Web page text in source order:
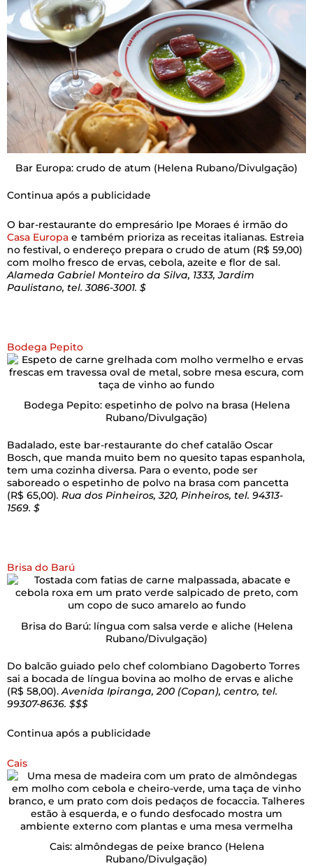
Bar Europa: crudo de atum (Helena Rubano/Divulgação)
Continua após a publicidade
O bar-restaurante do empresário Ipe Moraes é irmão do
Casa Europa e também prioriza as receitas italianas. Estreia
no festival, o endereço prepara o crudo de atum (R$ 59,00)
com molho fresco de ervas, cebola, azeite e flor de sal.
Alameda Gabriel Monteiro da Silva, 1333, Jardim
Paulistano, tel. 3086-3001. $
Bodega Pepito
Bodega Pepito: espetinho de polvo na brasa (Helena
Rubano/Divulgação)
Badalado, este bar-restaurante do chef catalão Oscar
Bosch, que manda muito bem no quesito tapas espanhola,
tem uma cozinha diversa. Para o evento, pode ser
saboreado o espetinho de polvo na brasa com pancetta
(R$ 65,00). Rua dos Pinheiros, 320, Pinheiros, tel. 94313-
1569. $
Brisa do Barú
Brisa do Barú: língua com salsa verde e aliche (Helena
Rubano/Divulgação)
Do balcão guiado pelo chef colombiano Dagoberto Torres
sai a bocada de língua bovina ao molho de ervas e aliche
(R$ 58,00).Avenida Ipiranga, 200 (Copan), centro, tel.
99307-8636. $$$
Continua após a publicidade
Cais
Cais: almôndegas de peixe branco (Helena
Rubano/Divulgação)